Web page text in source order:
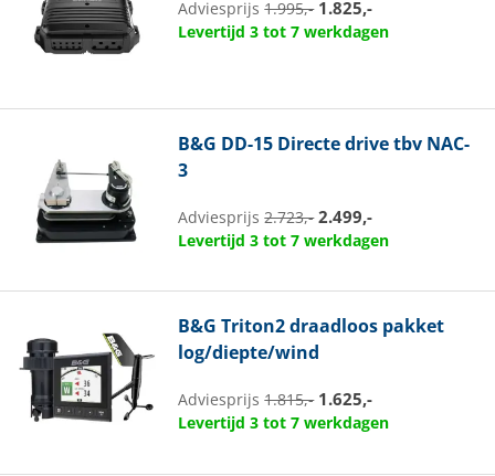
Adviesprijs1.995,- 1.825,-
Levertijd 3 tot 7 werkdagen
B&G DD-15 Directe drive tbv NAC-
3
Adviesprijs2.723,- 2.499,-
Levertijd 3 tot 7 werkdagen
B&G Triton2 draadloos pakket
log/diepte/wind
Adviesprijs1.815,- 1.625,-
Levertijd 3 tot 7 werkdagen